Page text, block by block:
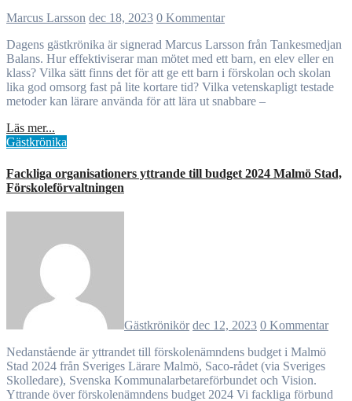
Marcus Larsson dec 18, 2023 0 Kommentar
Dagens gästkrönika är signerad Marcus Larsson från Tankesmedjan
Balans. Hur effektiviserar man mötet med ett barn, en elev eller en
klass? Vilka sätt finns det för att ge ett barn i förskolan och skolan
lika god omsorg fast på lite kortare tid? Vilka vetenskapligt testade
metoder kan lärare använda för att lära ut snabbare –
Läs mer...
Gästkrönika
Fackliga organisationers yttrande till budget 2024 Malmö Stad,
Förskoleförvaltningen
Gästkrönikör dec 12, 2023 0 Kommentar
Nedanstående är yttrandet till förskolenämndens budget i Malmö
Stad 2024 från Sveriges Lärare Malmö, Saco-rådet (via Sveriges
Skolledare), Svenska Kommunalarbetareförbundet och Vision.
Yttrande över förskolenämndens budget 2024 Vi fackliga förbund